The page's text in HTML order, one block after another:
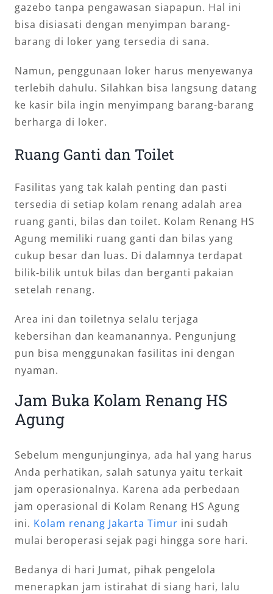
gazebo tanpa pengawasan siapapun. Hal ini
bisa disiasati dengan menyimpan barang-
barang di loker yang tersedia di sana.
Namun, penggunaan loker harus menyewanya
terlebih dahulu. Silahkan bisa langsung datang
ke kasir bila ingin menyimpang barang-barang
berharga di loker.
Ruang Ganti dan Toilet
Fasilitas yang tak kalah penting dan pasti
tersedia di setiap kolam renang adalah area
ruang ganti, bilas dan toilet. Kolam Renang HS
Agung memiliki ruang ganti dan bilas yang
cukup besar dan luas. Di dalamnya terdapat
bilik-bilik untuk bilas dan berganti pakaian
setelah renang.
Area ini dan toiletnya selalu terjaga
kebersihan dan keamanannya. Pengunjung
pun bisa menggunakan fasilitas ini dengan
nyaman.
Jam Buka Kolam Renang HS
Agung
Sebelum mengunjunginya, ada hal yang harus
Anda perhatikan, salah satunya yaitu terkait
jam operasionalnya. Karena ada perbedaan
jam operasional di Kolam Renang HS Agung
ini. Kolam renang Jakarta Timur ini sudah
mulai beroperasi sejak pagi hingga sore hari.
Bedanya di hari Jumat, pihak pengelola
menerapkan jam istirahat di siang hari, lalu